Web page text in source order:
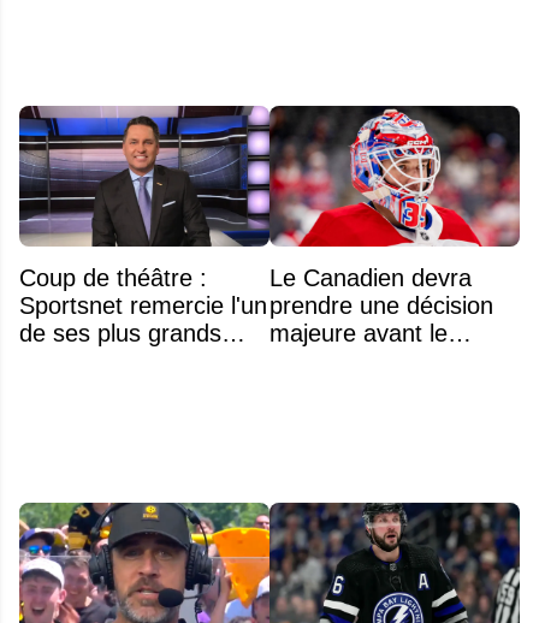
Coup de théâtre :
Sportsnet remercie l'un
de ses plus grands
Le Canadien devra
prendre une décision
majeure avant le